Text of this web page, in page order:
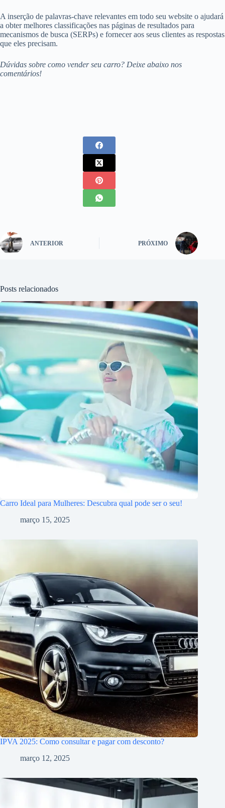
A inserção de palavras-chave relevantes em todo seu website o ajudará
a obter melhores classificações nas páginas de resultados para
mecanismos de busca (SERPs) e fornecer aos seus clientes as respostas
que eles precisam.
Dúvidas sobre como vender seu carro? Deixe abaixo nos
comentários!
ANTERIOR PRÓXIMO
Posts relacionados
Carro Ideal para Mulheres: Descubra qual pode ser o seu!
março 15, 2025
IPVA 2025: Como consultar e pagar com desconto?
março 12, 2025